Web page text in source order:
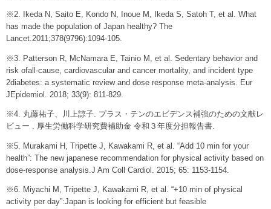
※2. Ikeda N, Saito E, Kondo N, Inoue M, Ikeda S, Satoh T, et al. What
has made the population of Japan healthy? The
Lancet.2011;378(9796):1094-105.
※3. Patterson R, McNamara E, Tainio M, et al. Sedentary behavior and
risk ofall-cause, cardiovascular and cancer mortality, and incident type
2diabetes: a systematic review and dose response meta-analysis. Eur
JEpidemiol. 2018; 33(9): 811-829.
※4. 丸藤祐子、川上諒子. プラス・テンのエビデンス補強のための文献レ
ビュー . 厚生労働科学研究費補助金 令和３年度分担報告書.
※5. Murakami H, Tripette J, Kawakami R, et al. “Add 10 min for your
health”: The new japanese recommendation for physical activity based on
dose-response analysis.J Am Coll Cardiol. 2015; 65: 1153-1154.
※6. Miyachi M, Tripette J, Kawakami R, et al. “+10 min of physical
activity per day”:Japan is looking for efficient but feasible